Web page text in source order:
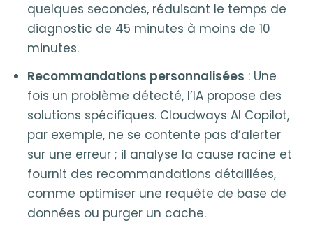
quelques secondes, réduisant le temps de
diagnostic de 45 minutes à moins de 10
minutes.
Recommandations personnalisées : Une
fois un problème détecté, l’IA propose des
solutions spécifiques. Cloudways AI Copilot,
par exemple, ne se contente pas d’alerter
sur une erreur ; il analyse la cause racine et
fournit des recommandations détaillées,
comme optimiser une requête de base de
données ou purger un cache.